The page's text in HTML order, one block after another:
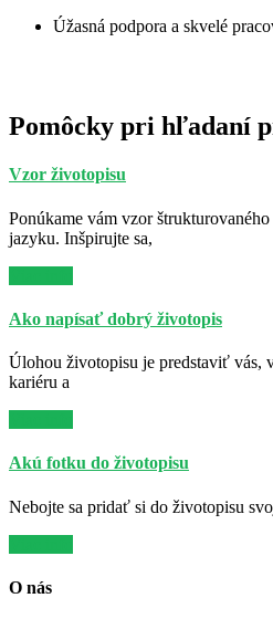
Úžasná podpora a skvelé
Pomôcky pri hľadaní
Vzor životopisu
Ponúkame vám vzor
jazyku. Inšpirujte sa,
Ako napísať dobrý životopis
Úlohou životopisu je predstaviť vás,
kariéru a
Akú fotku do životopisu
Nebojte sa pridať si do životopisu
O nás